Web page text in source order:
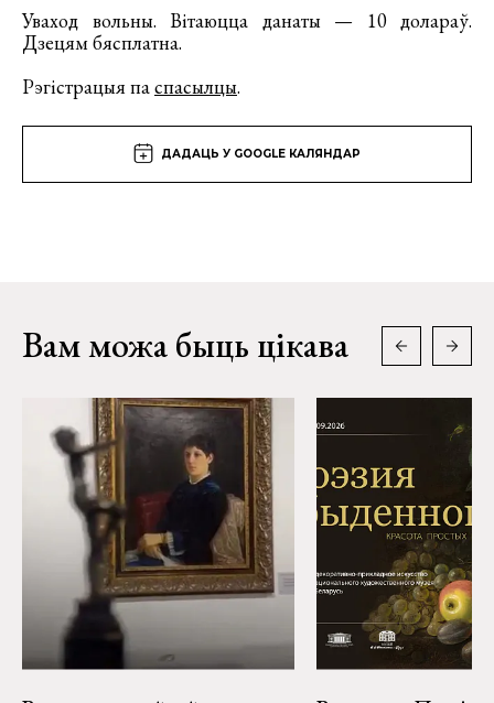
Уваход вольны. Вітаюцца данаты — 10 долараў.
Дзецям бясплатна.
Рэгістрацыя паспасылцы.
ДАДАЦЬ У GOOGLE КАЛЯНДАР
Вам можа быць цікава